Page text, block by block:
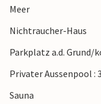
Hinweise: Der Pool
beheizt. Keine
erwünscht.
Meer
Nichtraucher-Haus
Parkplatz a.d. Grund/
Privater Aussenpool :
Sauna